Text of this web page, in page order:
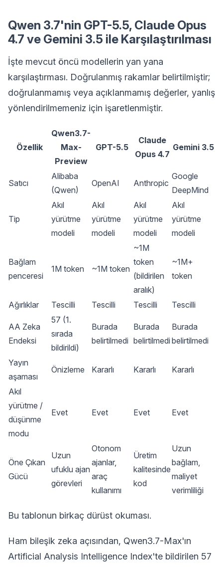
Qwen 3.7'nin GPT-5.5, Claude Opus
4.7 ve Gemini 3.5 ile Karşılaştırılması
İşte mevcut öncü modellerin yan yana
karşılaştırması. Doğrulanmış rakamlar belirtilmiştir;
doğrulanmamış veya açıklanmamış değerler, yanlış
yönlendirilmemeniz için işaretlenmiştir.
Özellik
Qwen3.7-
Max-
Preview
GPT-5.5
Claude
Opus 4.7
Gemini 3.5
Satıcı
Alibaba
(Qwen)
OpenAI Anthropic
Google
DeepMind
Tip
Akıl
yürütme
modeli
Akıl
yürütme
modeli
Akıl
yürütme
modeli
Akıl
yürütme
modeli
Bağlam
penceresi
1M token ~1M token
~1M
token
(bildirilen
aralık)
~1M+
token
Ağırlıklar Tescilli Tescilli Tescilli Tescilli
AA Zeka
Endeksi
57 (1.
sırada
bildirildi)
Burada
belirtilmedi
Burada
belirtilmedi
Burada
belirtilmedi
Yayın
aşaması
Önizleme Kararlı Kararlı Kararlı
Akıl
yürütme /
düşünme
modu
Evet Evet Evet Evet
Öne Çıkan
Gücü
Uzun
ufuklu ajan
görevleri
Otonom
ajanlar,
araç
kullanımı
Üretim
kalitesinde
kod
Uzun
bağlam,
maliyet
verimliliği
Bu tablonun birkaç dürüst okuması.
Ham bileşik zeka açısından, Qwen3.7-Max'ın
Artificial Analysis Intelligence Index'te bildirilen 57